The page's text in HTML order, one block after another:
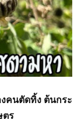
คนตัดทิ้ง ต้นกระ
ตร